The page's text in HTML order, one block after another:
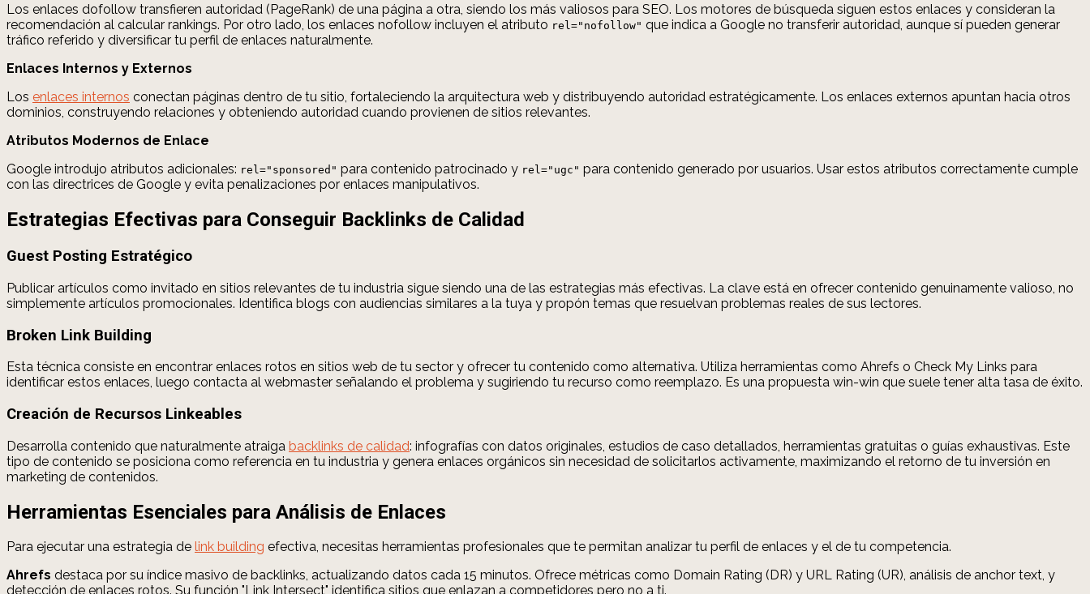
Los enlaces dofollow transfieren autoridad (PageRank) de una página a otra, siendo los más valiosos para SEO. Los motores de búsqueda siguen estos enlaces y consideran la
recomendación al calcular rankings. Por otro lado, los enlaces nofollow incluyen el atributo rel="nofollow" que indica a Google no transferir autoridad, aunque sí pueden generar
tráfico referido y diversificar tu perfil de enlaces naturalmente.
Enlaces Internos y Externos
Los enlaces internos conectan páginas dentro de tu sitio, fortaleciendo la arquitectura web y distribuyendo autoridad estratégicamente. Los enlaces externos apuntan hacia otros
dominios, construyendo relaciones y obteniendo autoridad cuando provienen de sitios relevantes.
Atributos Modernos de Enlace
Google introdujo atributos adicionales: rel="sponsored" para contenido patrocinado y rel="ugc" para contenido generado por usuarios. Usar estos atributos correctamente cumple
con las directrices de Google y evita penalizaciones por enlaces manipulativos.
Estrategias Efectivas para Conseguir Backlinks de Calidad
Guest Posting Estratégico
Publicar artículos como invitado en sitios relevantes de tu industria sigue siendo una de las estrategias más efectivas. La clave está en ofrecer contenido genuinamente valioso, no
simplemente artículos promocionales. Identifica blogs con audiencias similares a la tuya y propón temas que resuelvan problemas reales de sus lectores.
Broken Link Building
Esta técnica consiste en encontrar enlaces rotos en sitios web de tu sector y ofrecer tu contenido como alternativa. Utiliza herramientas como Ahrefs o Check My Links para
identificar estos enlaces, luego contacta al webmaster señalando el problema y sugiriendo tu recurso como reemplazo. Es una propuesta win-win que suele tener alta tasa de éxito.
Creación de Recursos Linkeables
Desarrolla contenido que naturalmente atraiga backlinks de calidad: infografías con datos originales, estudios de caso detallados, herramientas gratuitas o guías exhaustivas. Este
tipo de contenido se posiciona como referencia en tu industria y genera enlaces orgánicos sin necesidad de solicitarlos activamente, maximizando el retorno de tu inversión en
marketing de contenidos.
Herramientas Esenciales para Análisis de Enlaces
Para ejecutar una estrategia de link building efectiva, necesitas herramientas profesionales que te permitan analizar tu perfil de enlaces y el de tu competencia.
Ahrefs destaca por su índice masivo de backlinks, actualizando datos cada 15 minutos. Ofrece métricas como Domain Rating (DR) y URL Rating (UR), análisis de anchor text, y
detección de enlaces rotos. Su función "Link Intersect" identifica sitios que enlazan a competidores pero no a ti.